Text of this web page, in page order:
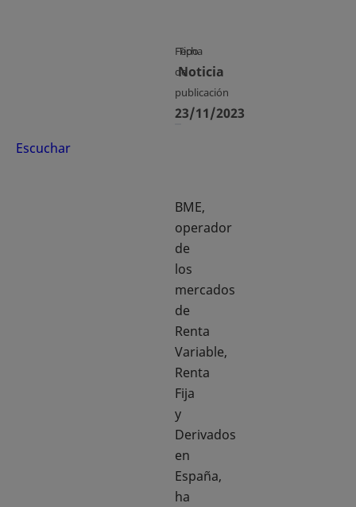
Fecha
de
publicación
23/11/2023
Tipo
Noticia
Escuchar
BME,
operador
de
los
mercados
de
Renta
Variable,
Renta
Fija
y
Derivados
en
España,
ha